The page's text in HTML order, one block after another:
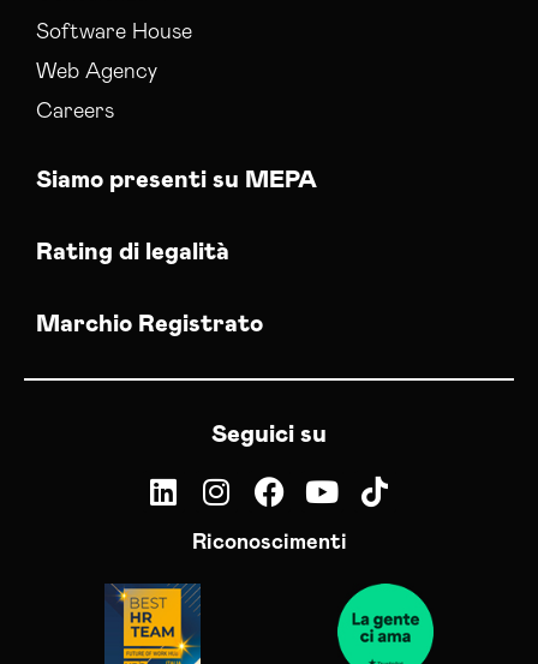
Software House
Web Agency
Careers
Siamo presenti su MEPA
Rating di legalità
Marchio Registrato
Seguici su
Riconoscimenti